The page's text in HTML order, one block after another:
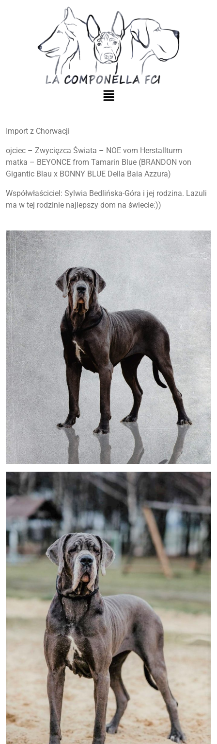
Import z Chorwacji
ojciec – Zwycięzca Świata – NOE vom Herstallturm
matka – BEYONCE from Tamarin Blue (BRANDON von
Gigantic Blau x BONNY BLUE Della Baia Azzura)
Współwłaściciel: Sylwia Bedlińska-Góra i jej rodzina. Lazuli
ma w tej rodzinie najlepszy dom na świecie:))